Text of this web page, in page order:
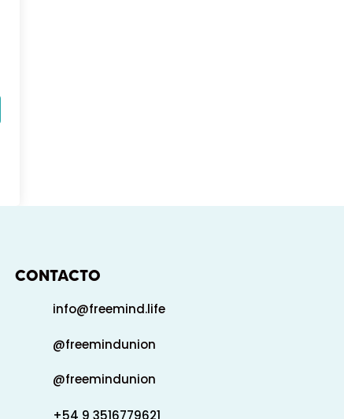
CONTACTO
info@freemind.life
@freemindunion
@freemindunion